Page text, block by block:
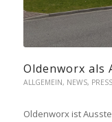
Oldenworx als
ALLGEMEIN, NEWS,
Oldenworx ist